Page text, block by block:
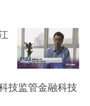
技监管金融科技